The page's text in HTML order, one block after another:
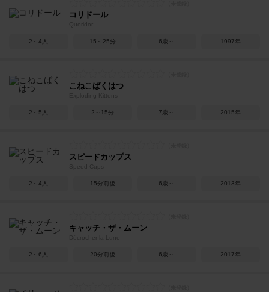
コリドール
2～4人 15～25分 6歳～ 1997年
こねこばくはつ
Exploding Kittens
2～5人 2～15分 7歳～ 2015年
スピードカップス
2～4人 15分前後 6歳～ 2013年
キャッチ・ザ・ムーン
Décrocher la Lune
2～6人 20分前後 6歳～ 2017年